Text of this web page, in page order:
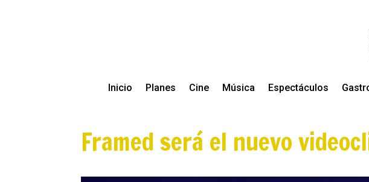
Inicio Planes Cine Música Espectáculos
Framed será el nuevo